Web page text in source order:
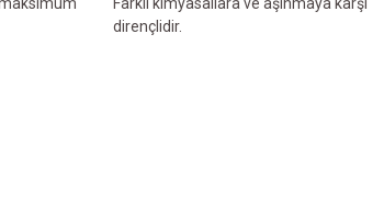
maksimum
Farklı kimyasallara ve aşınmaya karşı
dirençlidir.